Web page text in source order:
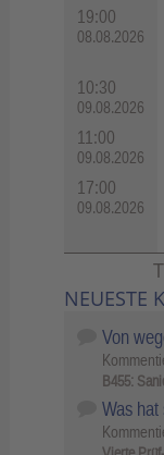
19:00
08.08.2026
10:30
09.08.2026
11:00
09.08.2026
17:00
09.08.2026
NEUESTE
Von
B455:
Was hat